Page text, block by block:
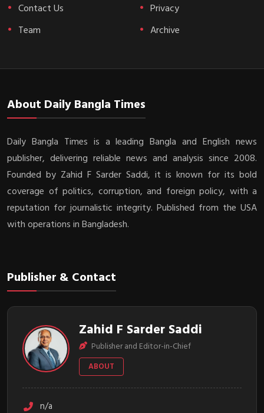
Contact Us
Team
Privacy
Archive
About Daily Bangla Times
Daily Bangla Times is a leading Bangla and English news
publisher, delivering reliable news and analysis since 2008.
Founded by Zahid F Sarder Saddi, it is known for its bold
coverage of politics, corruption, and foreign policy, with a
reputation for journalistic integrity. Published from the USA
with operations in Bangladesh.
Publisher & Contact
Zahid F Sarder Saddi
Publisher and Editor-in-Chief
ABOUT
n/a